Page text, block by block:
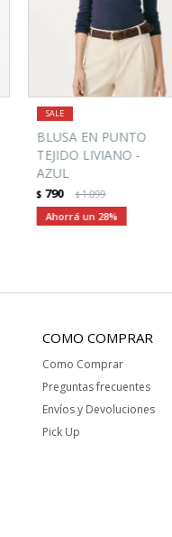
BLUSA EN PUNTO
TEJIDO LIVIANO -
AZUL
$ 790 $1.099
28
COMO COMPRAR
Como Comprar
Preguntas frecuentes
Envíos y Devoluciones
Pick Up